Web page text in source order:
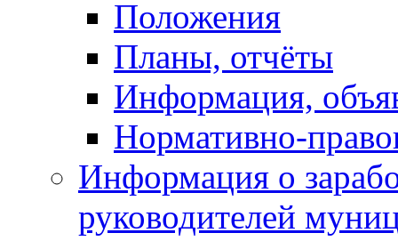
Положения
Планы, отчёты
Информация,
Нормативно-
Информация о
руководителей